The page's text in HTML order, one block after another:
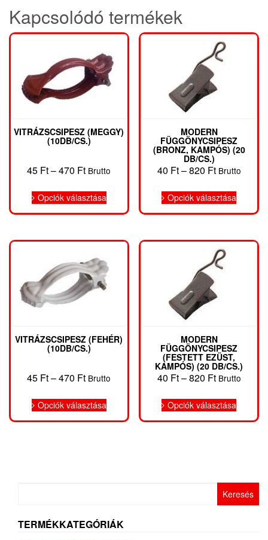
Kapcsolódó termékek
VITRÁZSCSIPESZ (MEGGY)
(10DB/CS.)
45 Ft–470 FtÁrtartomány:
-
Brutto
Opciók választásaa
terméknek
A
változatok
a
MODERN
FÜGGÖNYCSIPESZ
(BRONZ, KAMPÓS) (20
DB/CS.)
40 Ft–820 Ft
-
Brutto
Opciók választásaa
VITRÁZSCSIPESZ (FEHÉR)
(10DB/CS.)
45 Ft–470 FtÁrtartomány:
-
Brutto
Opciók választásaa
terméknek
ki
MODERN
FÜGGÖNYCSIPESZ
(FESTETT EZÜST,
KAMPÓS) (20 DB/CS.)
40 Ft–820 Ft
-
Brutto
Opciók választásaa
a
TERMÉKKATEGÓRIÁK